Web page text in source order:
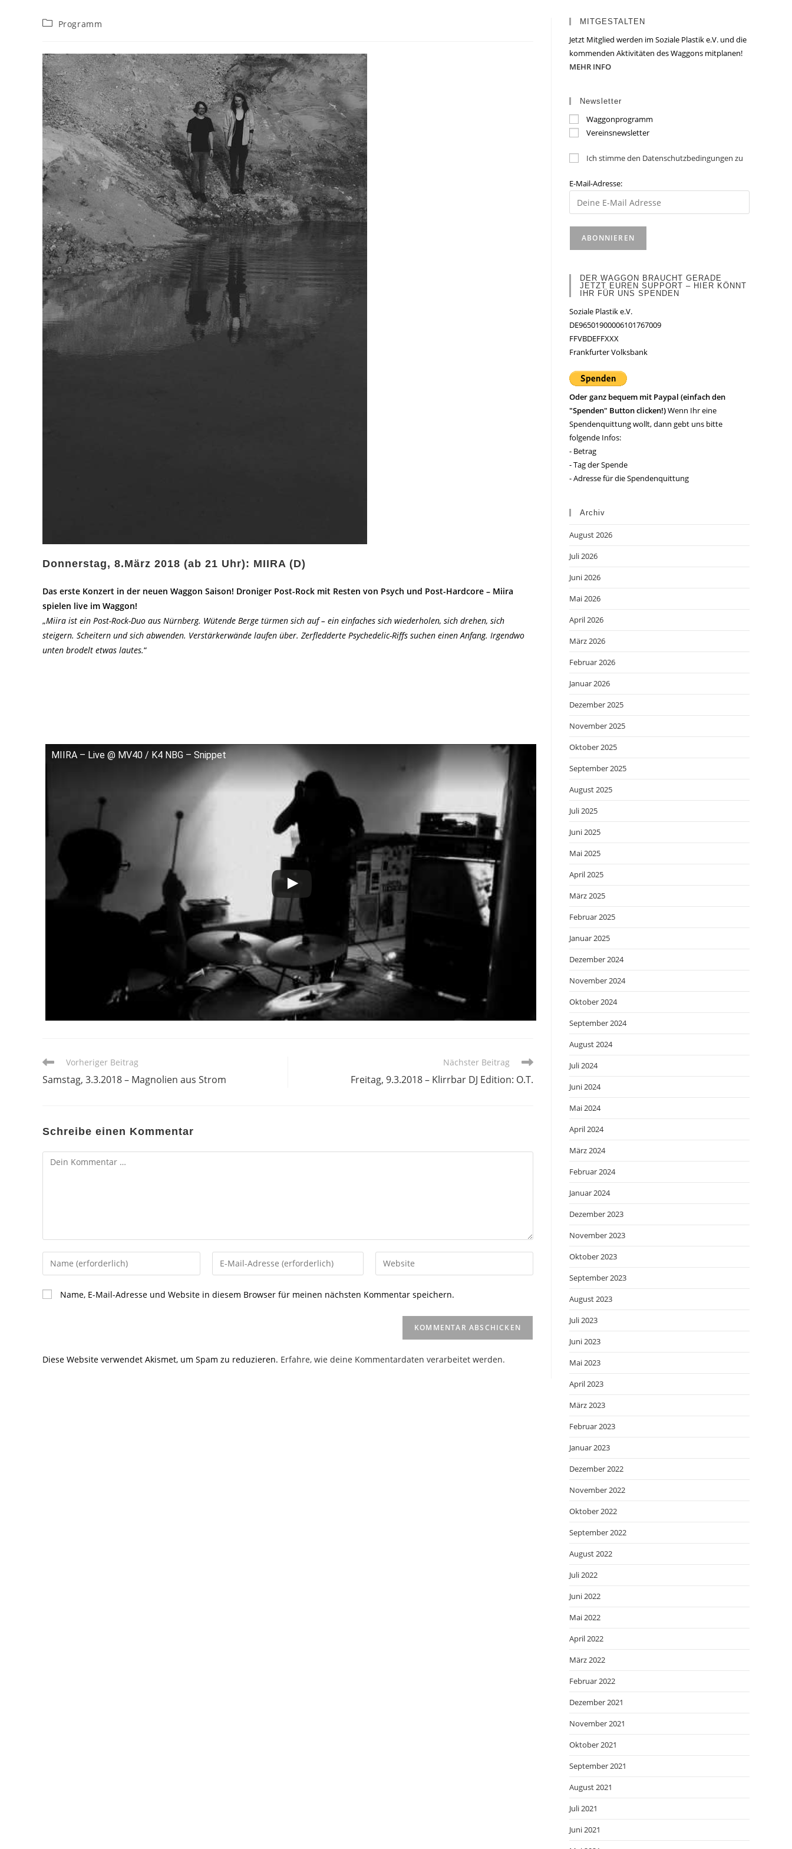
Beitrags-
Programm
Donnerstag, 8.März 2018 (ab 21 Uhr): MIIRA (D)
Das erste Konzert in der neuen Waggon Saison! Droniger Post-Rock mit Resten von Psych und Post-Hardcore – Miira
spielen live im Waggon!
„Miira ist ein Post-Rock-Duo aus Nürnberg. Wütende Berge türmen sich auf – ein einfaches sich wiederholen, sich drehen, sich
steigern. Scheitern und sich abwenden. Verstärkerwände laufen über. Zerfledderte Psychedelic-Riffs suchen einen Anfang. Irgendwo
unten brodelt etwas lautes.“
MIIRA – Live @ MV40 / K4 NBG – Snippet
Weitere
ansehen
Vorheriger Beitrag
Samstag, 3.3.2018 – Magnolien aus Strom
Nächster Beitrag
Freitag, 9.3.2018 – Klirrbar DJ Edition: O.T.
Schreibe einen Kommentar
Kommentar
Gib
deinen
Namen
oder
ein
Gib
deine
ein
Gib
deine
Name, E-Mail-Adresse und Website in diesem Browser für meinen nächsten Kommentar speichern.
Diese Website verwendet Akismet, um Spam zu reduzieren. Erfahre, wie deine Kommentardaten verarbeitet werden.
MITGESTALTEN
Jetzt Mitglied werden im Soziale Plastik e.V. und die
kommenden Aktivitäten des Waggons mitplanen!
MEHR INFO
Newsletter
Waggonprogramm
Vereinsnewsletter
Ich stimme den Datenschutzbedingungen zu
E-Mail-Adresse:
DER WAGGON BRAUCHT GERADE
JETZT EUREN SUPPORT – HIER KÖNNT
IHR FÜR UNS SPENDEN
Soziale Plastik e.V.
DE96501900006101767009
FFVBDEFFXXX
Frankfurter Volksbank
Oder ganz bequem mit Paypal (einfach den
"Spenden" Button clicken!)Wenn Ihr eine
Spendenquittung wollt, dann gebt uns bitte
folgende Infos:
- Betrag
- Tag der Spende
- Adresse für die Spendenquittung
Archiv
August 2026
Juli 2026
Juni 2026
Mai 2026
April 2026
März 2026
Februar 2026
Januar 2026
Dezember 2025
November 2025
Oktober 2025
September 2025
August 2025
Juli 2025
Juni 2025
Mai 2025
April 2025
März 2025
Februar 2025
Januar 2025
Dezember 2024
November 2024
Oktober 2024
September 2024
August 2024
Juli 2024
Juni 2024
Mai 2024
April 2024
März 2024
Februar 2024
Januar 2024
Dezember 2023
November 2023
Oktober 2023
September 2023
August 2023
Juli 2023
Juni 2023
Mai 2023
April 2023
März 2023
Februar 2023
Januar 2023
Dezember 2022
November 2022
Oktober 2022
September 2022
August 2022
Juli 2022
Juni 2022
Mai 2022
April 2022
März 2022
Februar 2022
Dezember 2021
November 2021
Oktober 2021
September 2021
August 2021
Juli 2021
Juni 2021